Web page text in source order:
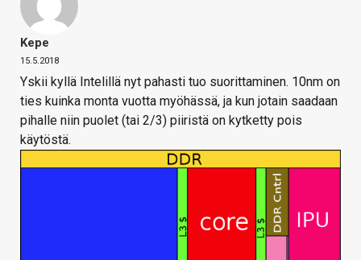
Kepe
15.5.2018
Yskii kyllä Intelillä nyt pahasti tuo suorittaminen. 10nm on
ties kuinka monta vuotta myöhässä, ja kun jotain saadaan
pihalle niin puolet (tai 2/3) piiristä on kytketty pois
käytöstä.